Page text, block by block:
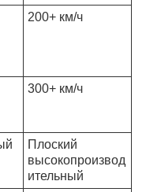
200+ км/ч
300+ км/ч
Плоский
высокопроизвод
ительный